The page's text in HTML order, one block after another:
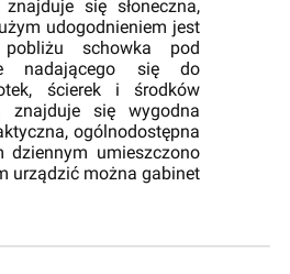
się słoneczna,
udogodnieniem jest
schowka pod
nadającego się do
ścierek i środków
znajduje się wygodna
ogólnodostępna
dziennym umieszczono
urządzić można gabinet